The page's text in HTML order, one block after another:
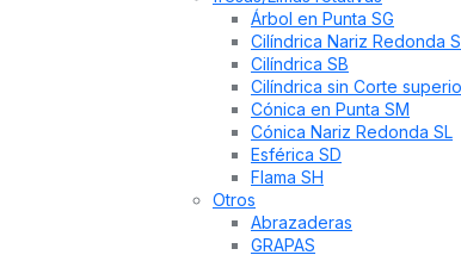
Árbol en Punta SG
Cilíndrica Nariz Redonda
Cilíndrica SB
Cilíndrica sin Corte
Cónica en Punta SM
Cónica Nariz Redonda SL
Esférica SD
Flama SH
Otros
Abrazaderas
GRAPAS